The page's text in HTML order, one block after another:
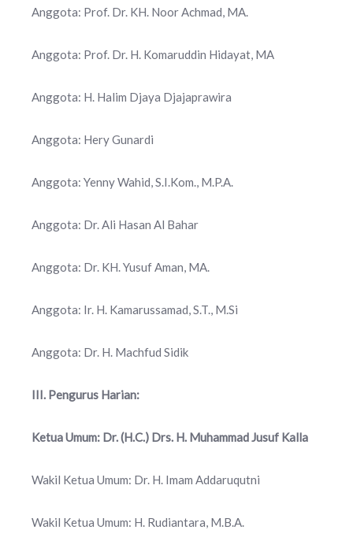
Anggota: Prof. Dr. KH. Noor Achmad, MA.
Anggota: Prof. Dr. H. Komaruddin Hidayat, MA
Anggota: H. Halim Djaya Djajaprawira
Anggota: Hery Gunardi
Anggota: Yenny Wahid, S.I.Kom., M.P.A.
Anggota: Dr. Ali Hasan Al Bahar
Anggota: Dr. KH. Yusuf Aman, MA.
Anggota: Ir. H. Kamarussamad, S.T., M.Si
Anggota: Dr. H. Machfud Sidik
III. Pengurus Harian:
Ketua Umum: Dr. (H.C.) Drs. H. Muhammad Jusuf Kalla
Wakil Ketua Umum: Dr. H. Imam Addaruqutni
Wakil Ketua Umum: H. Rudiantara, M.B.A.